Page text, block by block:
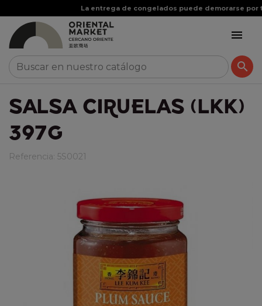
La entrega de


SALSA CIRUELAS (LKK)
397G
Referencia: 5S0021